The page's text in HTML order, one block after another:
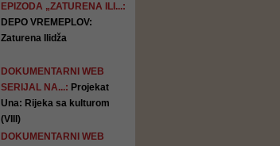
EPIZODA „ZATURENA ILI...:
DEPO VREMEPLOV:
Zaturena Ilidža
DOKUMENTARNI WEB
SERIJAL NA...: Projekat
Una: Rijeka sa kulturom
(VIII)
DOKUMENTARNI WEB